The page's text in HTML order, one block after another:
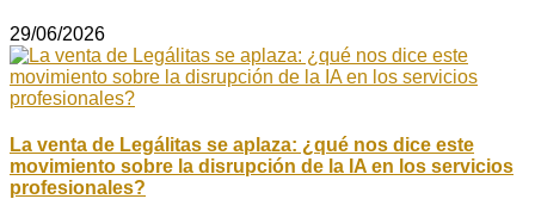
29/06/2026
La venta de Legálitas se aplaza: ¿qué nos dice este
movimiento sobre la disrupción de la IA en los servicios
profesionales?